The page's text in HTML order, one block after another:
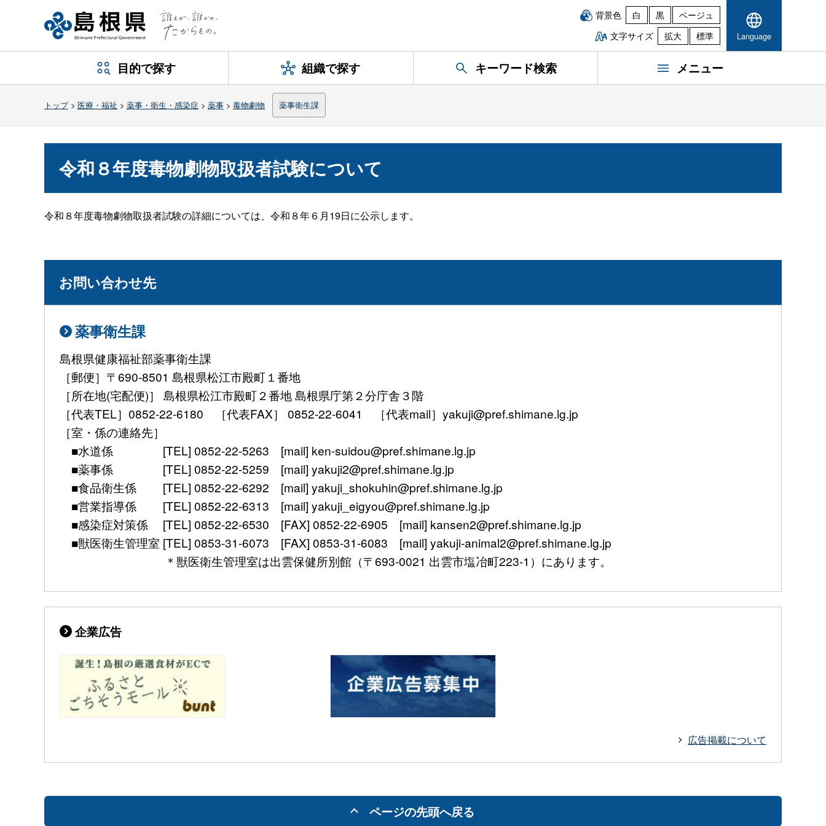
背景色 白 黒
ベージュ
文字サイズ
拡大 標準 Language
目的で探す 組織で探す キーワード検索 メニュー
トップ> 医療・福祉 > 薬事・衛生・感染症 > 薬事 > 毒物劇物 薬事衛生課
令和８年度毒物劇物取扱者試験について
令和８年度毒物劇物取扱者試験の詳細については、令和８年６月19日に公示します。
お問い合わせ先
薬事衛生課
島根県健康福祉部薬事衛生課
［郵便］〒690-8501 島根県松江市殿町１番地
［所在地(宅配便)］ 島根県松江市殿町２番地 島根県庁第２分庁舎３階
［代表TEL］0852-22-6180 ［代表FAX］ 0852-22-6041 ［代表mail］yakuji@pref.shimane.lg.jp
［室・係の連絡先］
■水道係 [TEL] 0852-22-5263 [mail] ken-suidou@pref.shimane.lg.jp
■薬事係 [TEL] 0852-22-5259 [mail] yakuji2@pref.shimane.lg.jp
■食品衛生係 [TEL] 0852-22-6292 [mail] yakuji_shokuhin@pref.shimane.lg.jp
■営業指導係 [TEL] 0852-22-6313 [mail] yakuji_eigyou@pref.shimane.lg.jp
■感染症対策係 [TEL] 0852-22-6530 [FAX] 0852-22-6905 [mail] kansen2@pref.shimane.lg.jp
■獣医衛生管理室 [TEL] 0853-31-6073 [FAX] 0853-31-6083 [mail] yakuji-animal2@pref.shimane.lg.jp
＊獣医衛生管理室は出雲保健所別館（〒693-0021 出雲市塩冶町223-1）にあります。
企業広告
広告掲載について
ページの先頭へ戻る